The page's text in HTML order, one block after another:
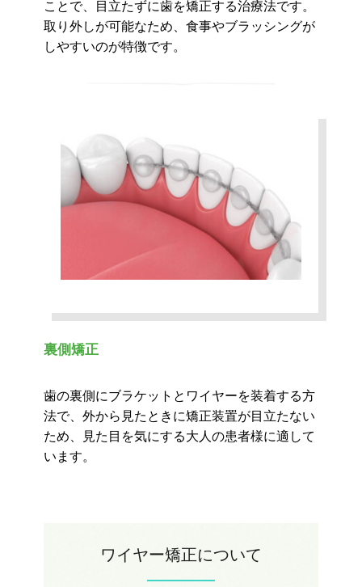
ことで、目立たずに歯を矯正する治療法です。
取り外しが可能なため、食事やブラッシングが
しやすいのが特徴です。
裏側矯正
歯の裏側にブラケットとワイヤーを装着する方
法で、外から見たときに矯正装置が目立たない
ため、見た目を気にする大人の患者様に適して
います。
ワイヤー矯正について